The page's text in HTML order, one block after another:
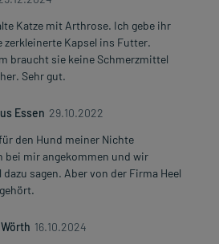
Katze mit Arthrose. Ich gebe ihr
zerkleinerte Kapsel ins Futter.
braucht sie keine Schmerzmittel
Sehr gut.
Essen 29.10.2022
den Hund meiner Nichte
mir angekommen und wir
sagen. Aber von der Firma Heel
16.10.2024